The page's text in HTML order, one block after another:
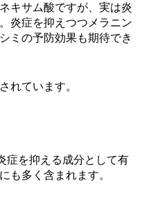
キサム酸ですが、実は炎
炎症を抑えつつメラニン
ミの予防効果も期待でき
れています。
症を抑える成分として有
も多く含まれます。